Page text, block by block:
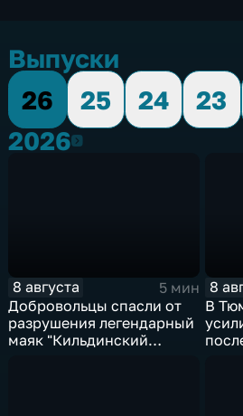
Выпуски
26
25 24 23
20262026
8 августа
5 мин
Добровольцы спасли от
разрушения легендарный
маяк "Кильдинский
8
В